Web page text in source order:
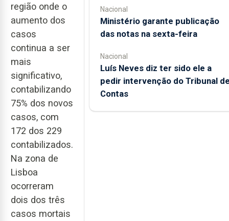
região onde o
aumento dos
casos
continua a ser
mais
significativo,
contabilizando
75% dos novos
casos, com
172 dos 229
contabilizados.
Na zona de
Lisboa
ocorreram
dois dos três
casos mortais
Nacional
Ministério garante publicação
das notas na sexta-feira
Nacional
Luís Neves diz ter sido ele a
pedir intervenção do Tribunal
Contas